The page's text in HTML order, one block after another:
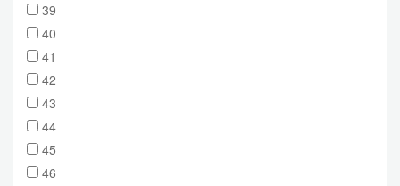
39
40
41
42
43
44
45
46